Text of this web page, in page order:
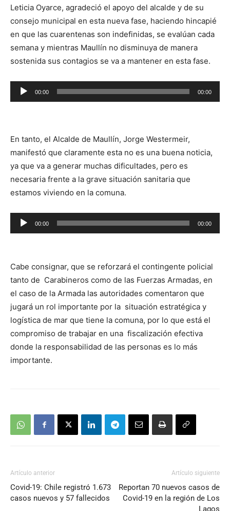
Leticia Oyarce, agradeció el apoyo del alcalde y de su
consejo municipal en esta nueva fase, haciendo hincapié
en que las cuarentenas son indefinidas, se evalúan cada
semana y mientras Maullín no disminuya de manera
sostenida sus contagios se va a mantener en esta fase.
Reproductor
de
00:00 00:00
En tanto, el Alcalde de Maullín, Jorge Westermeir,
manifestó que claramente esta no es una buena noticia,
ya que va a generar muchas dificultades, pero es
necesaria frente a la grave situación sanitaria que
estamos viviendo en la comuna.
Reproductor
de
00:00 00:00
Cabe consignar, que se reforzará el contingente policial
tanto de Carabineros como de las Fuerzas Armadas, en
el caso de la Armada las autoridades comentaron que
jugará un rol importante por la situación estratégica y
logística de mar que tiene la comuna, por lo que está el
compromiso de trabajar en una fiscalización efectiva
donde la responsabilidad de las personas es lo más
importante.
Artículo anterior
Covid-19: Chile registró 1.673
casos nuevos y 57 fallecidos
Artículo siguiente
Reportan 70 nuevos casos de
Covid-19 en la región de Los
Lagos